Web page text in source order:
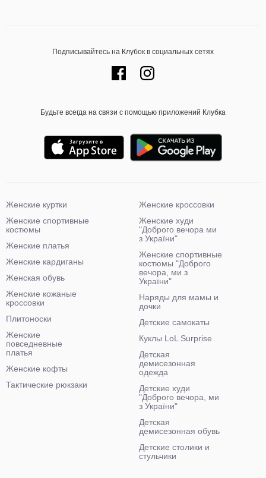
Подписывайтесь на Клубок в социальных сетях
Будьте всегда на связи с помощью приложений Клубка
Женские куртки
Женские спортивные
костюмы
Женские платья
Женские кардиганы
Женская обувь
Женские кожаные
кроссовки
Плитоноски
Женские
повседневные
платья
Женские кофты
Тактические рюкзаки
Женские кроссовки
Женские худи
"Доброго вечора ми
з України"
Женские спортивные
костюмы "Доброго
вечора, ми з
України"
Наряды для мамы и
дочки
Детские самокаты
Куклы LoL Surprise
Детская
демисезонная
одежда
Детские худи
"Доброго вечора, ми
з України"
Детская
демисезонная обувь
Детские столики и
стульчики